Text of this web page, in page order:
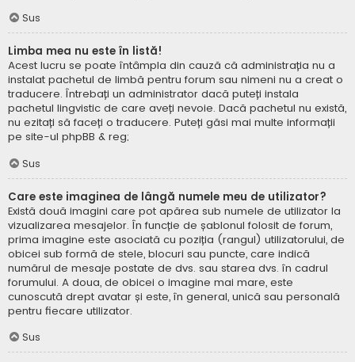
Sus
Limba mea nu este în listă!
Acest lucru se poate întâmpla din cauză că administrația nu a
instalat pachetul de limbă pentru forum sau nimeni nu a creat o
traducere. Întrebați un administrator dacă puteți instala
pachetul lingvistic de care aveți nevoie. Dacă pachetul nu există,
nu ezitați să faceți o traducere. Puteți găsi mai multe informații
pe site-ul phpBB & reg;
Sus
Care este imaginea de lângă numele meu de utilizator?
Există două imagini care pot apărea sub numele de utilizator la
vizualizarea mesajelor. În funcție de șablonul folosit de forum,
prima imagine este asociată cu poziția (rangul) utilizatorului, de
obicei sub formă de stele, blocuri sau puncte, care indică
numărul de mesaje postate de dvs. sau starea dvs. în cadrul
forumului. A doua, de obicei o imagine mai mare, este
cunoscută drept avatar și este, în general, unică sau personală
pentru fiecare utilizator.
Sus